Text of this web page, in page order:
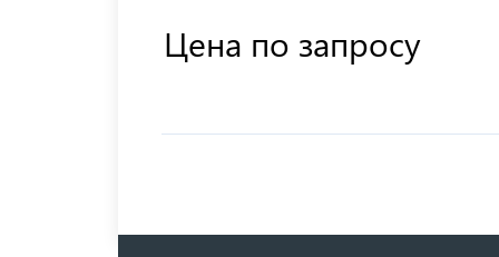
Цена по запросу